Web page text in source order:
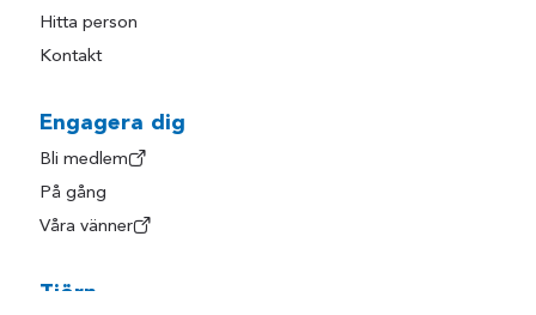
Hitta person
Kontakt
Engagera dig
Bli medlem
På gång
Våra vänner
Tjörn